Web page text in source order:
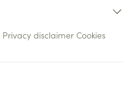
Privacy disclaimer Cookies